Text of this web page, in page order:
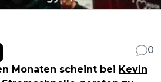
0
Monaten scheint bei Kevin